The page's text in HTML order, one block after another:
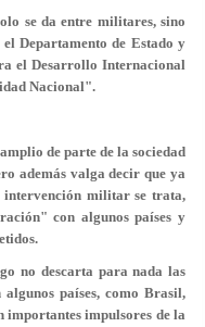
se da entre militares, sino
Departamento de Estado y
el Desarrollo Internacional
Nacional".
de parte de la sociedad
además valga decir que ya
intervención militar se trata,
con algunos países y
no descarta para nada las
países, como Brasil,
importantes impulsores de la